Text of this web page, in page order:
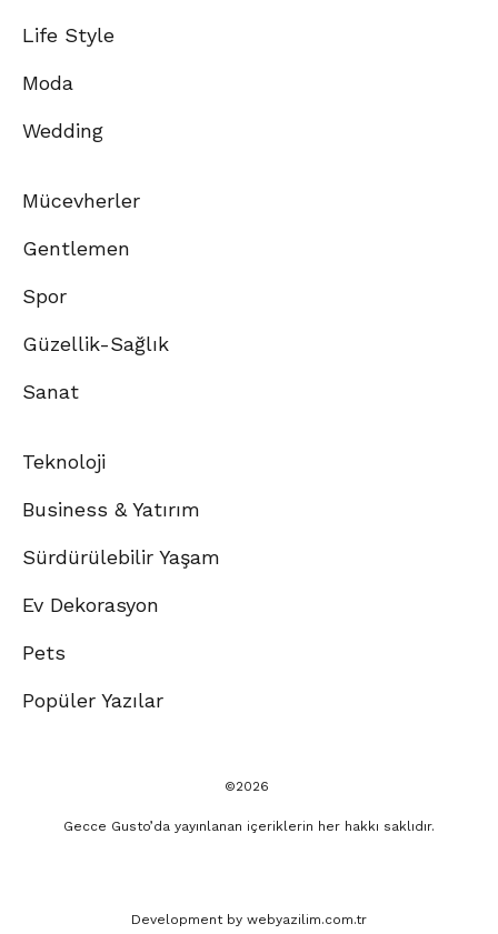
Life Style
Moda
Wedding
Mücevherler
Gentlemen
Spor
Güzellik-Sağlık
Sanat
Teknoloji
Business & Yatırım
Sürdürülebilir Yaşam
Ev Dekorasyon
Pets
Popüler Yazılar
©2026
Gecce Gusto’da yayınlanan içeriklerin her hakkı saklıdır.
Development by webyazilim.com.tr